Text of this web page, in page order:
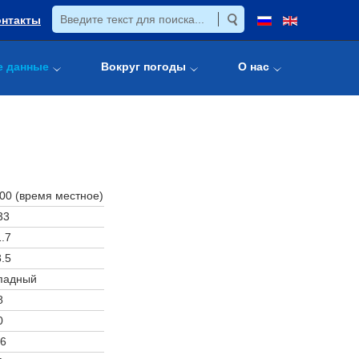
данные Вокруг погоды О нас
(время местное)